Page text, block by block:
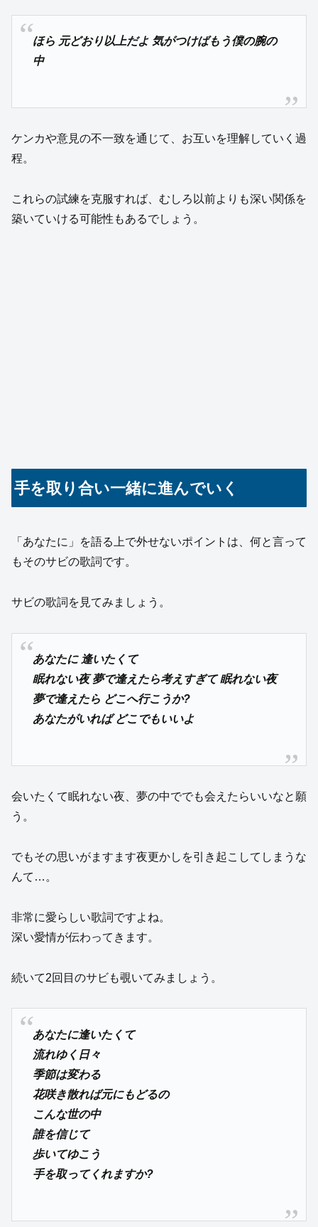
ほら 元どおり以上だよ 気がつけばもう僕の腕の
中
ケンカや意見の不一致を通じて、お互いを理解していく過
程。
これらの試練を克服すれば、むしろ以前よりも深い関係を
築いていける可能性もあるでしょう。
手を取り合い一緒に進んでいく
「あなたに」を語る上で外せないポイントは、何と言って
もそのサビの歌詞です。
サビの歌詞を見てみましょう。
あなたに 逢いたくて
眠れない夜 夢で逢えたら考えすぎて 眠れない夜
夢で逢えたら どこへ行こうか?
あなたがいれば どこでもいいよ
会いたくて眠れない夜、夢の中ででも会えたらいいなと願
う。
でもその思いがますます夜更かしを引き起こしてしまうな
んて…。
非常に愛らしい歌詞ですよね。
深い愛情が伝わってきます。
続いて2回目のサビも覗いてみましょう。
あなたに逢いたくて
流れゆく日々
季節は変わる
花咲き散れば元にもどるの
こんな世の中
誰を信じて
歩いてゆこう
手を取ってくれますか?